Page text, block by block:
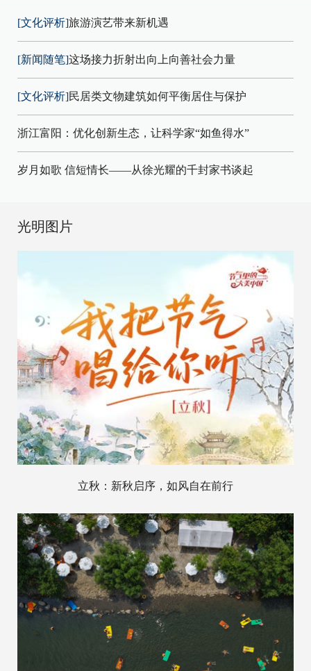
[文化评析]旅游演艺带来新机遇
[新闻随笔]这场接力折射出向上向善社会力量
[文化评析]民居类文物建筑如何平衡居住与保护
浙江富阳：优化创新生态，让科学家“如鱼得水”
岁月如歌 信短情长——从徐光耀的千封家书谈起
光明图片
立秋：新秋启序，如风自在前行